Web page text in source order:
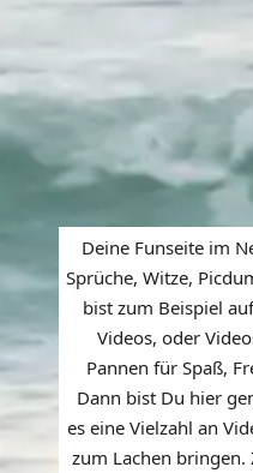
Deine Funseite im
Sprüche, Witze,
bist zum Beispiel
Videos, oder
Pannen für Spaß,
Dann bist Du hier
es eine Vielzahl an
zum Lachen